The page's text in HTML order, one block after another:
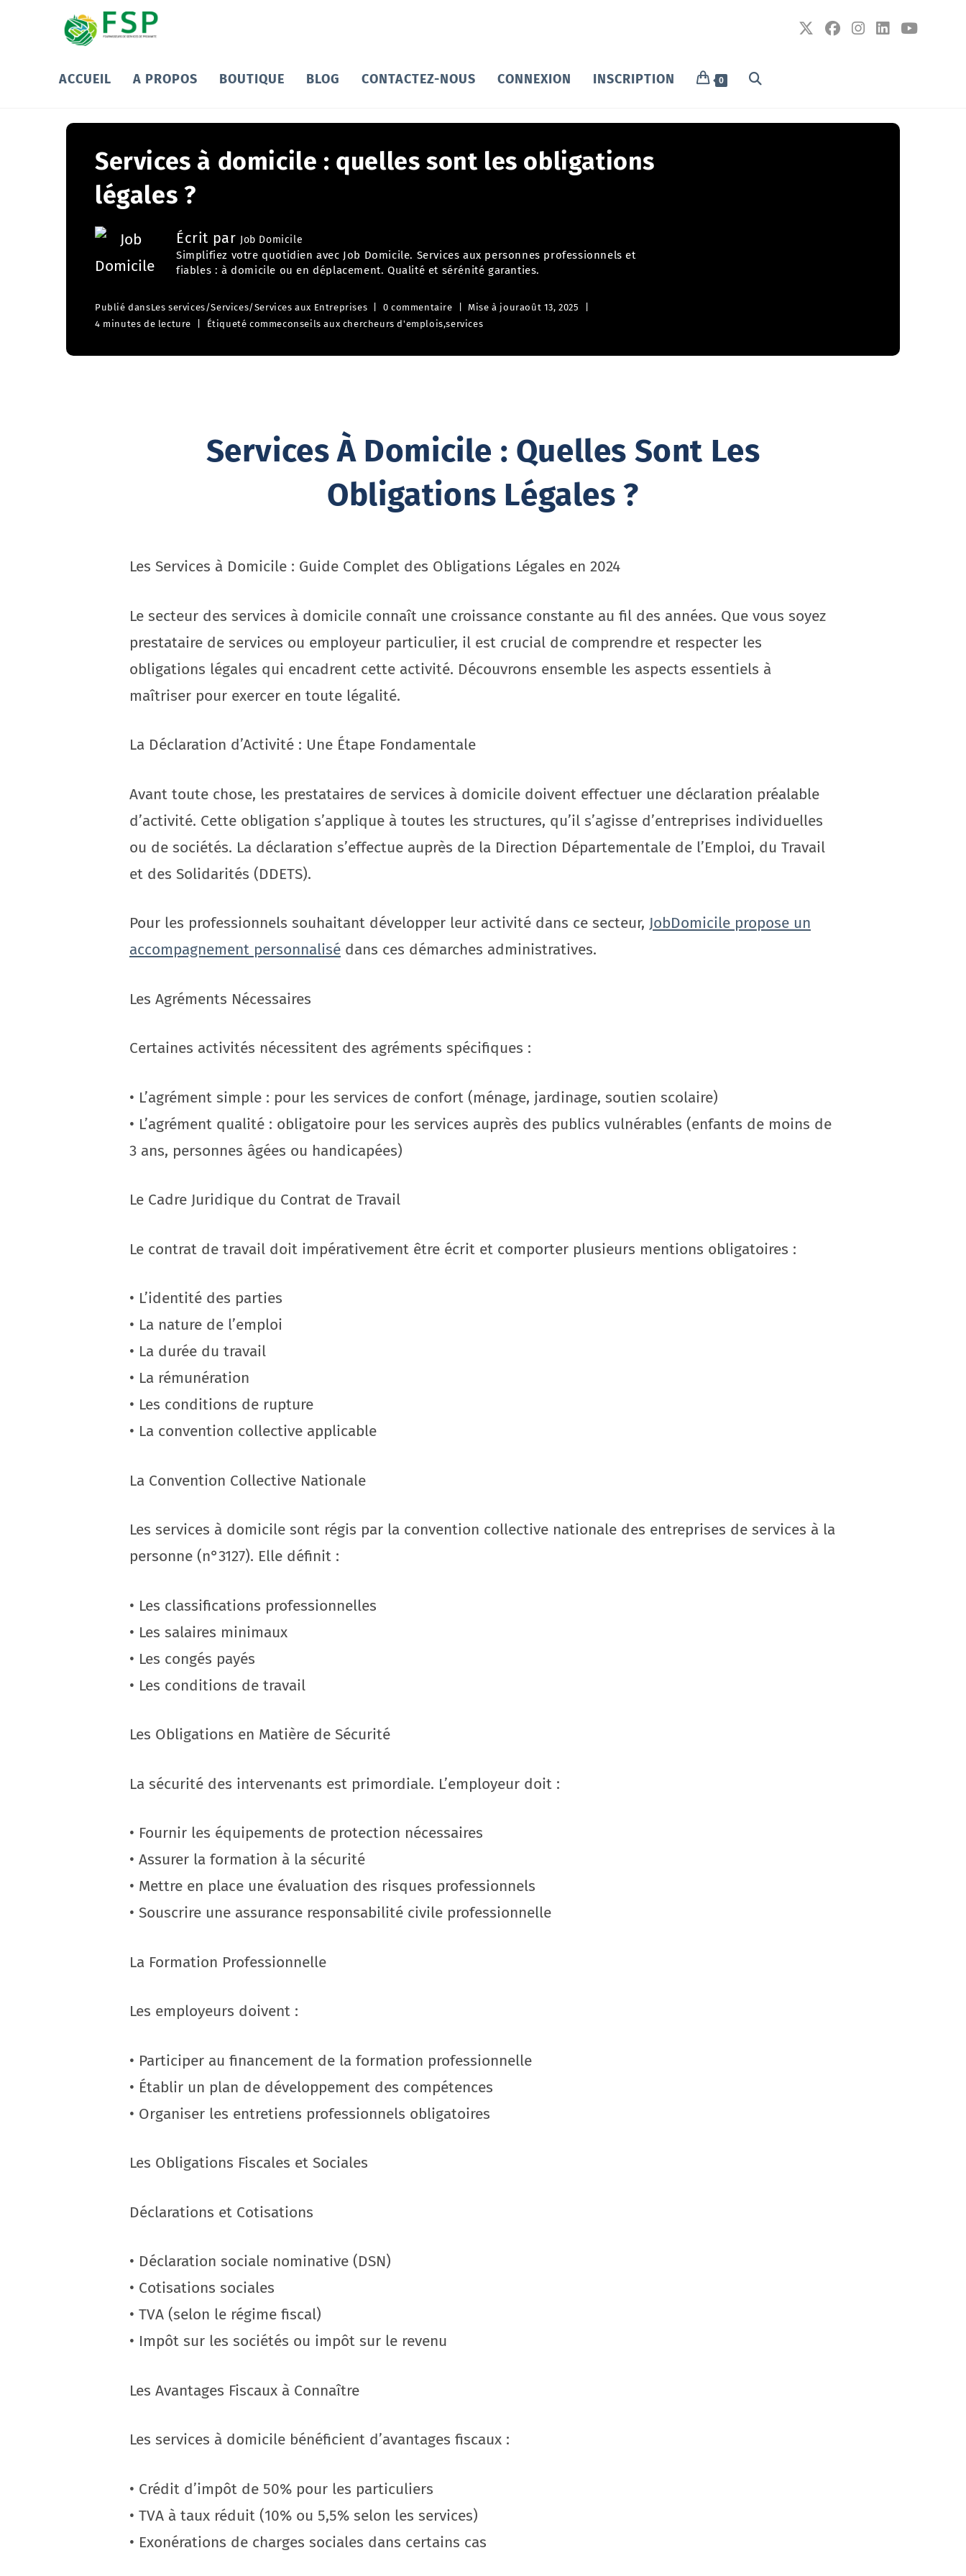
ACCUEIL A PROPOS BOUTIQUE BLOG CONTACTEZ-NOUS CONNEXION INSCRIPTION 0
Services à domicile : quelles sont les obligations
légales ?
Écrit par Job Domicile
Simplifiez votre quotidien avec Job Domicile. Services aux personnes professionnels et
fiables : à domicile ou en déplacement. Qualité et sérénité garanties.
Publié dansLes services/Services/Services aux Entreprises 0 commentaire Mise à jouraoût 13, 2025
4 minutes de lecture
Étiqueté commeconseils aux chercheurs d'emplois,services
Services À Domicile : Quelles Sont Les
Obligations Légales ?
Les Services à Domicile : Guide Complet des Obligations Légales en 2024
Le secteur des services à domicile connaît une croissance constante au fil des années. Que vous soyez
prestataire de services ou employeur particulier, il est crucial de comprendre et respecter les
obligations légales qui encadrent cette activité. Découvrons ensemble les aspects essentiels à
maîtriser pour exercer en toute légalité.
La Déclaration d’Activité : Une Étape Fondamentale
Avant toute chose, les prestataires de services à domicile doivent effectuer une déclaration préalable
d’activité. Cette obligation s’applique à toutes les structures, qu’il s’agisse d’entreprises individuelles
ou de sociétés. La déclaration s’effectue auprès de la Direction Départementale de l’Emploi, du Travail
et des Solidarités (DDETS).
Pour les professionnels souhaitant développer leur activité dans ce secteur, JobDomicile propose un
accompagnement personnalisé dans ces démarches administratives.
Les Agréments Nécessaires
Certaines activités nécessitent des agréments spécifiques :
• L’agrément simple : pour les services de confort (ménage, jardinage, soutien scolaire)
• L’agrément qualité : obligatoire pour les services auprès des publics vulnérables (enfants de moins de
3 ans, personnes âgées ou handicapées)
Le Cadre Juridique du Contrat de Travail
Le contrat de travail doit impérativement être écrit et comporter plusieurs mentions obligatoires :
• L’identité des parties
• La nature de l’emploi
• La durée du travail
• La rémunération
• Les conditions de rupture
• La convention collective applicable
La Convention Collective Nationale
Les services à domicile sont régis par la convention collective nationale des entreprises de services à la
personne (n°3127). Elle définit :
• Les classifications professionnelles
• Les salaires minimaux
• Les congés payés
• Les conditions de travail
Les Obligations en Matière de Sécurité
La sécurité des intervenants est primordiale. L’employeur doit :
• Fournir les équipements de protection nécessaires
• Assurer la formation à la sécurité
• Mettre en place une évaluation des risques professionnels
• Souscrire une assurance responsabilité civile professionnelle
La Formation Professionnelle
Les employeurs doivent :
• Participer au financement de la formation professionnelle
• Établir un plan de développement des compétences
• Organiser les entretiens professionnels obligatoires
Les Obligations Fiscales et Sociales
Déclarations et Cotisations
• Déclaration sociale nominative (DSN)
• Cotisations sociales
• TVA (selon le régime fiscal)
• Impôt sur les sociétés ou impôt sur le revenu
Les Avantages Fiscaux à Connaître
Les services à domicile bénéficient d’avantages fiscaux :
• Crédit d’impôt de 50% pour les particuliers
• TVA à taux réduit (10% ou 5,5% selon les services)
• Exonérations de charges sociales dans certains cas